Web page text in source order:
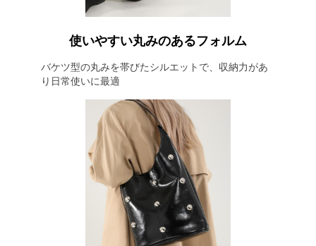
使いやすい丸みのあるフォルム
バケツ型の丸みを帯びたシルエットで、収納力があ
り日常使いに最適